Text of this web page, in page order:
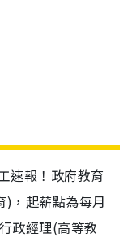
速報！政府教育
)，起薪點為每月
政經理(高等教